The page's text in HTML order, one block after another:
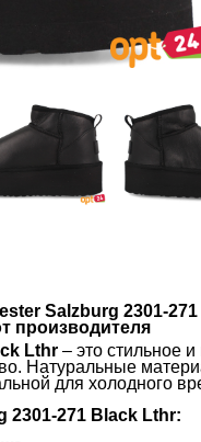
Salzburg 2301-
производителя
Lthr – это стильное
Натуральные
для холодного
271 Black Lthr: